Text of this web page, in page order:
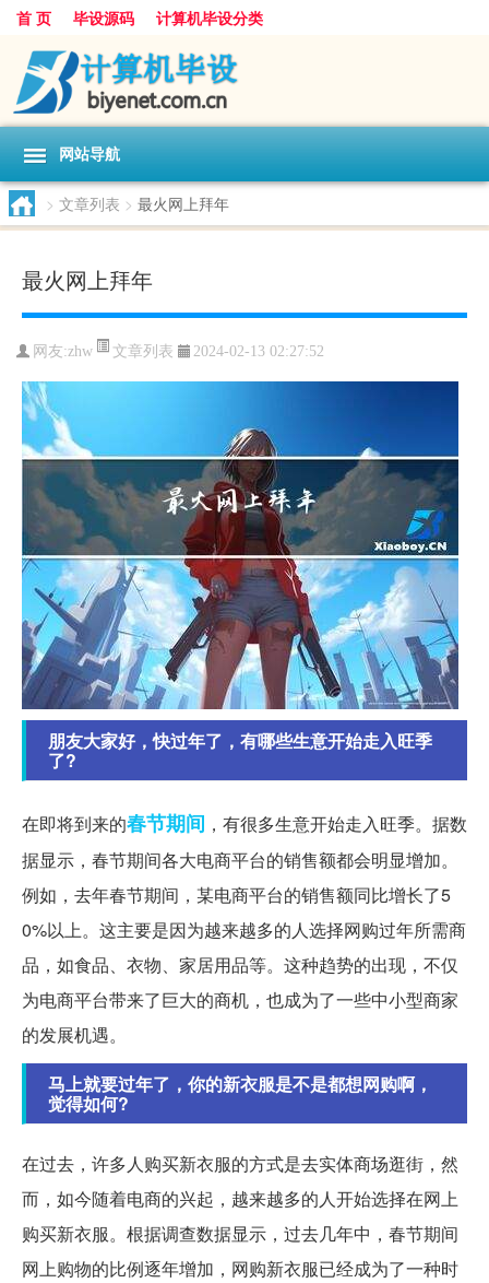
首 页 毕设源码 计算机毕设分类
网站导航
> 文章列表 > 最火网上拜年
最火网上拜年
网友:zhw 文章列表 2024-02-13 02:27:52
朋友大家好，快过年了，有哪些生意开始走入旺季
了?
在即将到来的春节期间 ，有很多生意开始走入旺季。据数
据显示，春节期间各大电商平台的销售额都会明显增加。
例如，去年春节期间，某电商平台的销售额同比增长了5
0%以上。这主要是因为越来越多的人选择网购过年所需商
品，如食品、衣物、家居用品等。这种趋势的出现，不仅
为电商平台带来了巨大的商机，也成为了一些中小型商家
的发展机遇。
马上就要过年了，你的新衣服是不是都想网购啊，
觉得如何?
在过去，许多人购买新衣服的方式是去实体商场逛街，然
而，如今随着电商的兴起，越来越多的人开始选择在网上
购买新衣服。根据调查数据显示，过去几年中，春节期间
网上购物的比例逐年增加，网购新衣服已经成为了一种时